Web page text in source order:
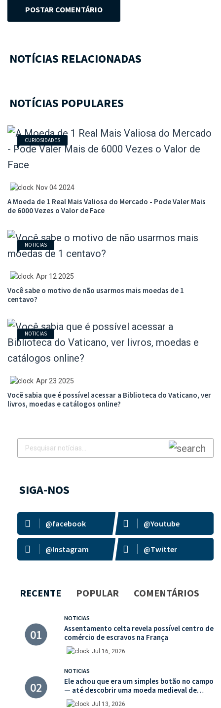
POSTAR COMENTÁRIO
NOTÍCIAS RELACIONADAS
NOTÍCIAS POPULARES
CURIOSIDADES
Nov 04 2024
A Moeda de 1 Real Mais Valiosa do Mercado - Pode Valer Mais
de 6000 Vezes o Valor de Face
NOTICIAS
Apr 12 2025
Você sabe o motivo de não usarmos mais moedas de 1
centavo?
NOTICIAS
Apr 23 2025
Você sabia que é possível acessar a Biblioteca do Vaticano, ver
livros, moedas e catálogos online?
SIGA-NOS
@facebook @Youtube
@Instagram @Twitter
RECENTE POPULAR COMENTÁRIOS
NOTICIAS
Assentamento celta revela possível centro de
comércio de escravos na França
Jul 16, 2026
NOTICIAS
Ele achou que era um simples botão no campo
— até descobrir uma moeda medieval de
valor histórico incalculável
Jul 13, 2026